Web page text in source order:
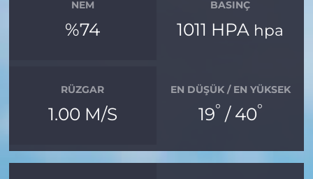
NEM
%74
BASINÇ
1011 HPA hpa
RÜZGAR
1.00 M/S
EN DÜŞÜK / EN YÜKSEK
19° / 40°